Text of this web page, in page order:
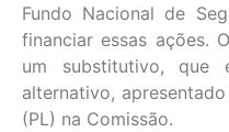
Fundo Nacional de
financiar essas ações.
um substitutivo,
alternativo,
(PL) na Comissão.